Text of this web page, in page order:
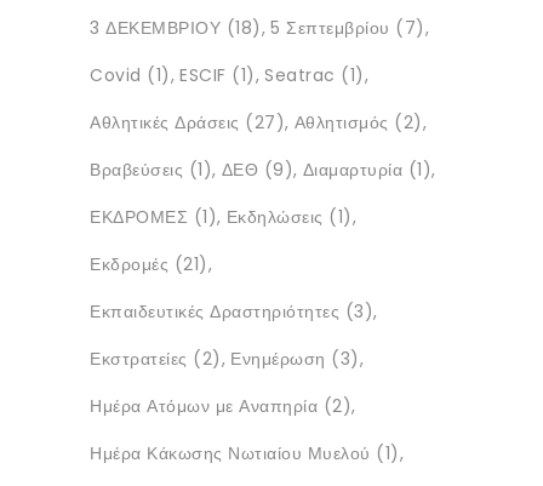
3 ΔΕΚΕΜΒΡΙΟΥ (18) 5 Σεπτεμβρίου (7)
Covid (1) ESCIF (1) Seatrac (1)
Αθλητικές Δράσεις (27) Αθλητισμός (2)
Βραβεύσεις (1) ΔΕΘ (9) Διαμαρτυρία (1)
ΕΚΔΡΟΜΕΣ (1) Εκδηλώσεις (1)
Εκδρομές (21)
Εκπαιδευτικές Δραστηριότητες (3)
Εκστρατείες (2) Ενημέρωση (3)
Ημέρα Ατόμων με Αναπηρία (2)
Ημέρα Κάκωσης Νωτιαίου Μυελού (1)